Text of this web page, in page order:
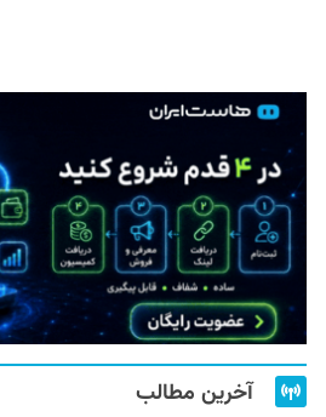
آخرین مطالب